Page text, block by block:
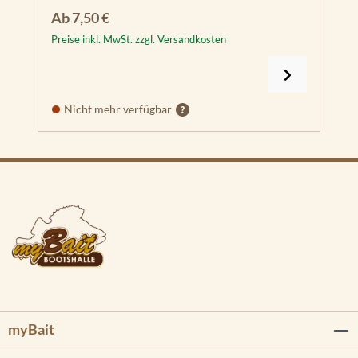
Regulärer Preis:
Ab7,50 €
Preise inkl. MwSt. zzgl. Versandkosten
Nicht mehr verfügbar
myBait